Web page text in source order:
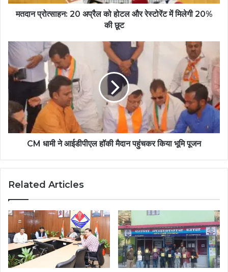
मतदान प्रोत्साहन: 20 अप्रैल को होटल और रेस्टोरेंट में मिलेगी 20%
की छूट
CM धामी ने आईडीपीएल हॉकी मैदान पहुंचकर किया भूमि पूजन
Related Articles